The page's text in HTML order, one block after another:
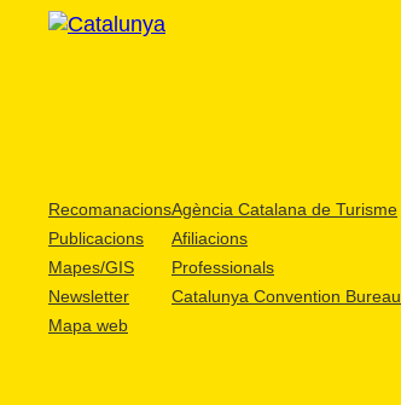
Recomanacions
Publicacions
Mapes/GIS
Newsletter
Mapa web
Agència Catalana de Turisme
Afiliacions
Professionals
Catalunya Convention Bureau